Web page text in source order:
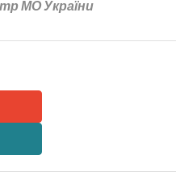
МО України